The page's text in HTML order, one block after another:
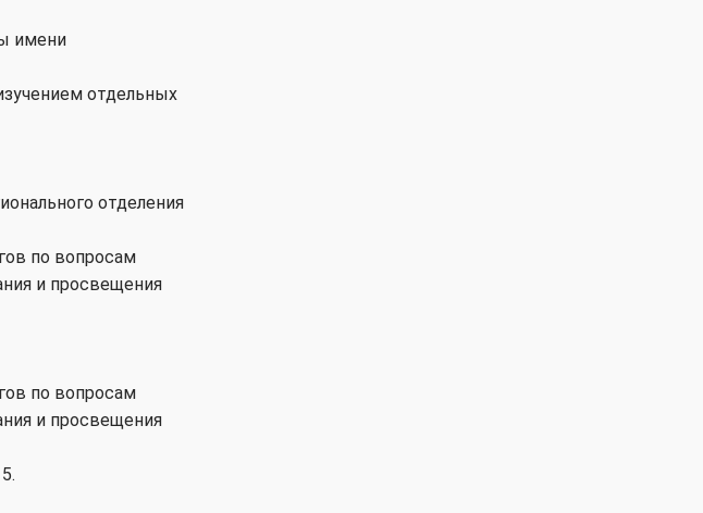
имени
отдельных
отделения
по вопросам
и просвещения
по вопросам
и просвещения